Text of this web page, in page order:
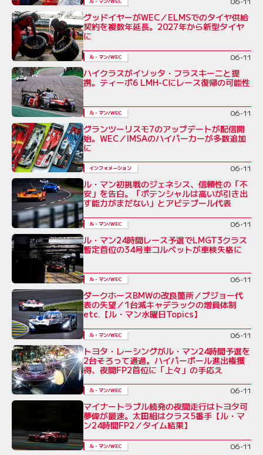
グッドイヤーがWEC／ELMSでのタイヤ供給
契約を複数年延長。2027年から新型タイヤ
に
ル・マン/WEC 06-11
ハイクラスがイソッタ・フラスキーニと提
携。ティーポ6 LMH-Cにレース復帰の可能性
ル・マン/WEC 06-11
グランツーリスモ7のアップデートが配信開
始。WEC／IMSAのハイパーカーが多数追加
に
インフォメーション 06-11
ル・マン初挑戦のジェネシス、信頼性の「不
安」を告白。「ポテンシャルは高いが引き出
す能力がまだない」とアビテブール代表
ル・マン/WEC 06-11
ル・マン24時間レース予選でLMGT3クラス
暫定首位の34号車コルベットが車検失格に
ル・マン/WEC 06-11
ダークホースBMWの改良箇所／プジョー代
表の失望／1台減キャデラックの増員体制
etc.【ル・マン水曜日Topics】
ル・マン/WEC 06-11
トヨタ・レーシングがル・マン24時間予選を
2台そろって通過。ハイパーポール進出権獲
得、夜間FP2首位に「上々」の手応え
ル・マン/WEC 06-11
マイナートラブル続発の夜間走行はトヨタ可
夢偉が最速。太田組はクラス5番手【ル・マ
ン24時間FP2／タイム結果】
ル・マン/WEC 06-11